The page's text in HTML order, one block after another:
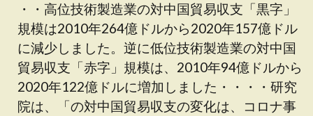
・・高位技術製造業の対中国貿易収支「黒字」
規模は2010年264億ドルから2020年157億ドル
に減少しました。逆に低位技術製造業の対中国
貿易収支「赤字」規模は、2010年94億ドルから
2020年122億ドルに増加しました・・・・研究
院は、「の対中国貿易収支の変化は、コロナ事